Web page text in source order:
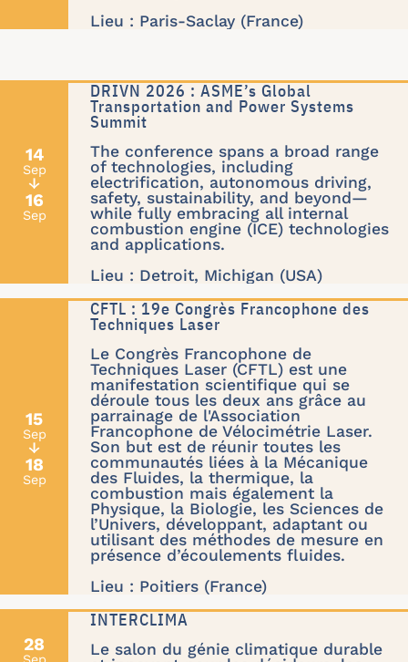
Lieu : Paris-Saclay (France)
14
Sep
↓
16
Sep
DRIVN 2026 : ASME’s Global
Transportation and Power Systems
Summit
The conference spans a broad range
of technologies, including
electrification, autonomous driving,
safety, sustainability, and beyond—
while fully embracing all internal
combustion engine (ICE) technologies
and applications.
Lieu : Detroit, Michigan (USA)
15
Sep
↓
18
Sep
CFTL : 19e Congrès Francophone des
Techniques Laser
Le Congrès Francophone de
Techniques Laser (CFTL) est une
manifestation scientifique qui se
déroule tous les deux ans grâce au
parrainage de l'Association
Francophone de Vélocimétrie Laser.
Son but est de réunir toutes les
communautés liées à la Mécanique
des Fluides, la thermique, la
combustion mais également la
Physique, la Biologie, les Sciences de
l’Univers, développant, adaptant ou
utilisant des méthodes de mesure en
présence d’écoulements fluides.
Lieu : Poitiers (France)
28
INTERCLIMA
Le salon du génie climatique durable